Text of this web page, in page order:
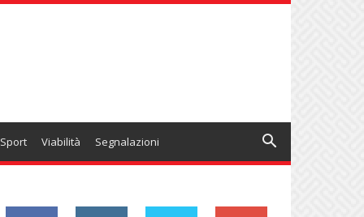
Sport Viabilità Segnalazioni